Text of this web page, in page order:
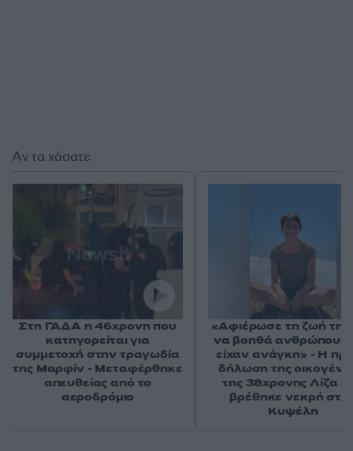
Αν τα χάσατε
Στη ΓΑΔΑ η 46χρονη που
κατηγορείται για
συμμετοχή στην τραγωδία
της Μαρφίν - Μεταφέρθηκε
απευθείας από το
αεροδρόμιο
«Αφιέρωσε τη ζωή της
να βοηθά ανθρώπους
είχαν ανάγκη» - Η
δήλωση της
της 38χρονης Λίζα
βρέθηκε νεκρή
Κυψέλη